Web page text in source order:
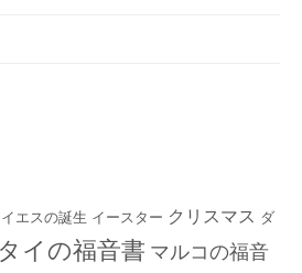
イエスの誕生 イースター クリスマス ダ
イの福音書 マルコの福音